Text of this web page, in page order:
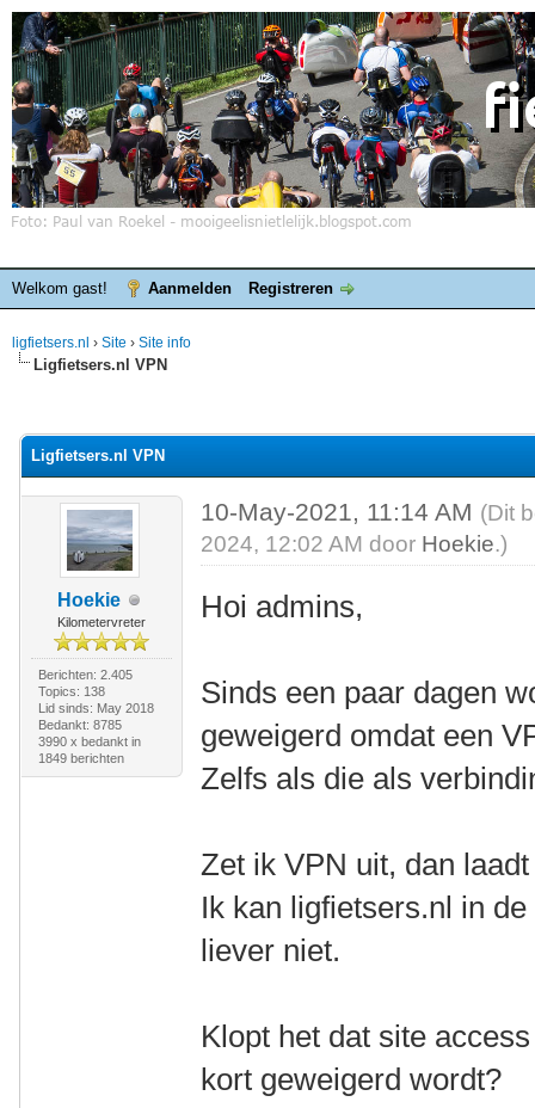
Welkom gast! Aanmelden Registreren
ligfietsers.nl › Site › Site info
Ligfietsers.nl VPN
Ligfietsers.nl VPN
Hoekie
Kilometervreter
Berichten: 2.405
Topics: 138
Lid sinds: May 2018
Bedankt: 8785
3990 x bedankt in
1849 berichten
10-May-2021, 11:14 AM (Dit
2024, 12:02 AM door Hoekie.)
Hoi admins,
Sinds een paar dagen
geweigerd omdat een
Zelfs als die als
Zet ik VPN uit, dan
Ik kan ligfietsers.nl in
liever niet.
Klopt het dat site
kort geweigerd wordt?